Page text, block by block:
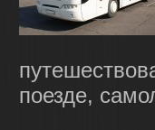
поезде,